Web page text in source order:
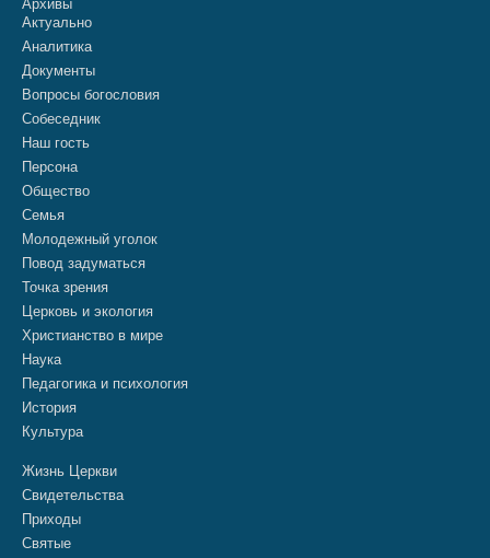
Архивы
Актуально
Аналитика
Документы
Вопросы богословия
Собеседник
Наш гость
Персона
Общество
Семья
Молодежный уголок
Повод задуматься
Точка зрения
Церковь и экология
Христианство в мире
Наука
Педагогика и психология
История
Культура
Жизнь Церкви
Свидетельства
Приходы
Святые